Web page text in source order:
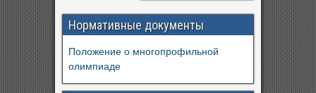
Нормативные документы
Положение о многопрофильной
олимпиаде